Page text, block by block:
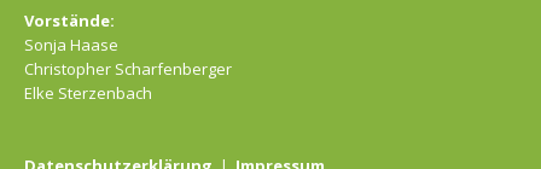
Vorstände:
Sonja Haase
Christopher Scharfenberger
Elke Sterzenbach